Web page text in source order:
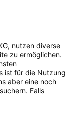
, nutzen diverse
zu ermöglichen.
ist für die Nutzung
aber eine noch
Falls